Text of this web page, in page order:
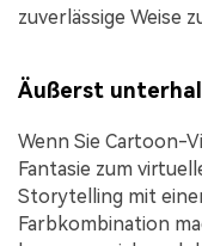
zuverlässige Weise
Äußerst
Wenn Sie Cartoon-
Fantasie zum
Storytelling mit
Farbkombination